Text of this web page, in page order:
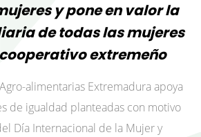
y pone en valor la
de todas las mujeres
extremeño
alimentarias Extremadura apoya
de igualdad planteadas con motivo
Día Internacional de la Mujer y